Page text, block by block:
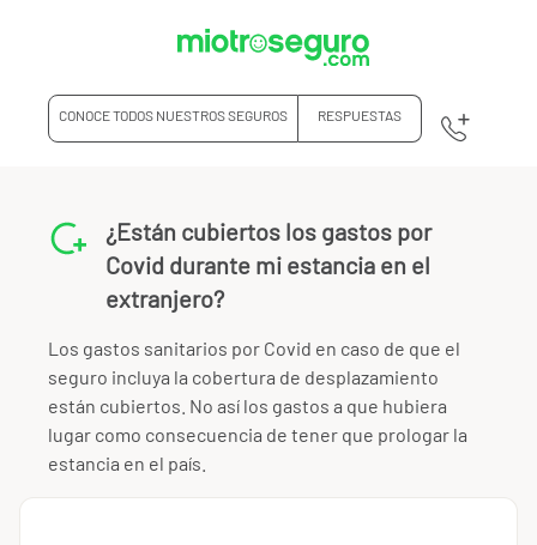
CONOCE TODOS NUESTROS SEGUROS RESPUESTAS
¿Están cubiertos los gastos por
Covid durante mi estancia en el
extranjero?
Los gastos sanitarios por Covid en caso de que el
seguro incluya la cobertura de desplazamiento
están cubiertos. No así los gastos a que hubiera
lugar como consecuencia de tener que prologar la
estancia en el país.